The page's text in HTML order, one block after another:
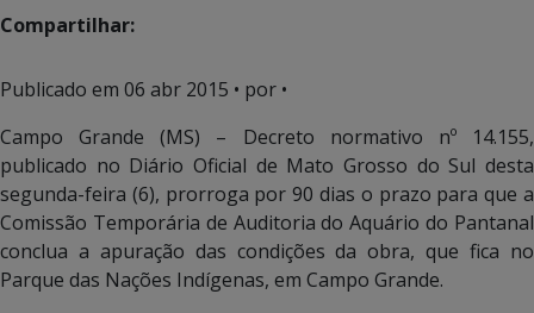
Compartilhar:
Publicado em 06 abr 2015 • por •
Campo Grande (MS) – Decreto normativo nº 14.155,
publicado no Diário Oficial de Mato Grosso do Sul desta
segunda-feira (6), prorroga por 90 dias o prazo para que a
Comissão Temporária de Auditoria do Aquário do Pantanal
conclua a apuração das condições da obra, que fica no
Parque das Nações Indígenas, em Campo Grande.